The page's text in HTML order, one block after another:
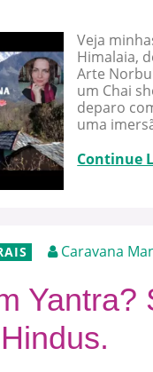
Veja
Himalaia,
Arte
um Chai
deparo
uma
Continue
Caravana
Yantra?